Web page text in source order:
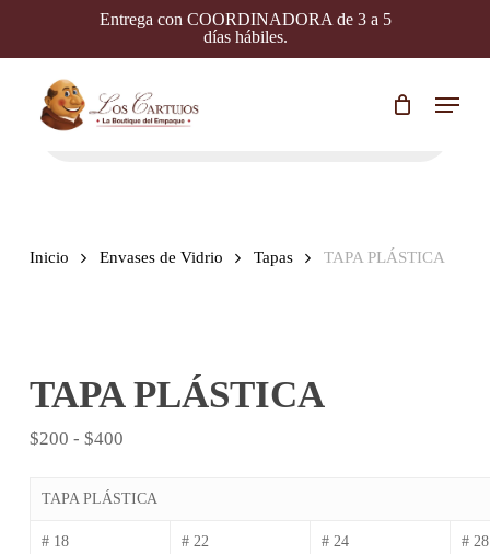
Entrega con COORDINADORA de 3 a 5
días hábiles.
Menu
Búsqueda
de
Inicio Envases de Vidrio Tapas TAPA PLÁSTICA
TAPA PLÁSTICA
$200 - $400Rango
precios:
TAPA PLÁSTICA
# 18 # 22 # 24 # 28